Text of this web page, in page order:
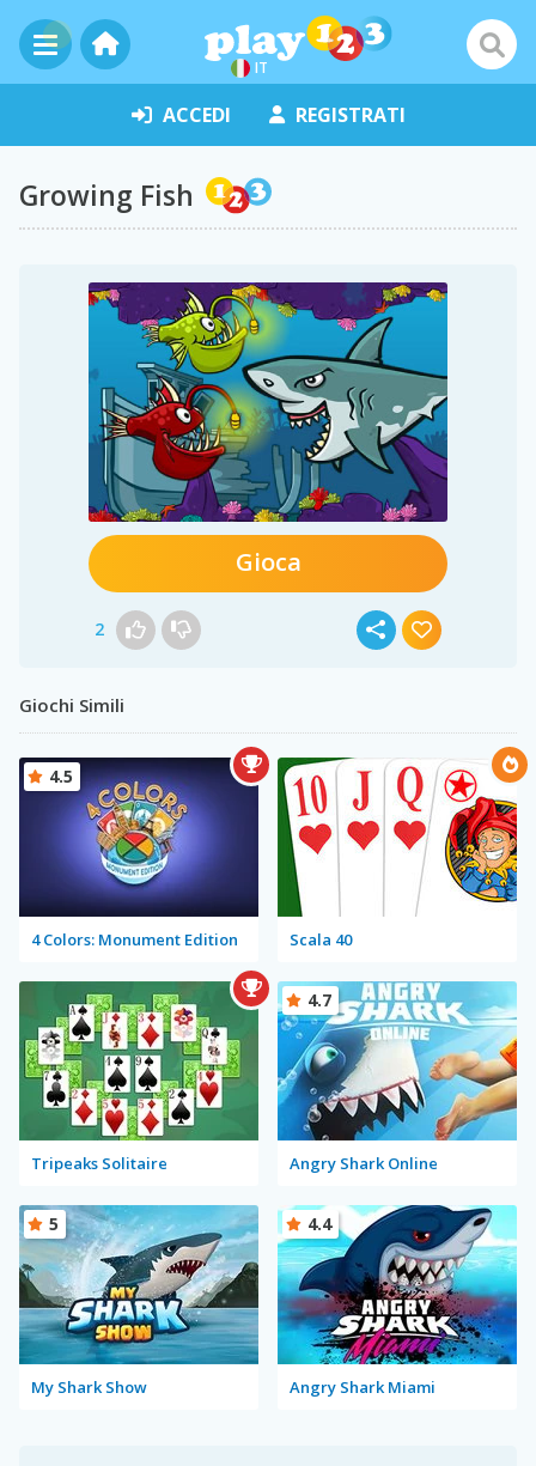
IT
ACCEDI REGISTRATI
Growing Fish
Gioca
2
Giochi Simili
4 Colors: Monument Edition
4.5
Scala 40
Tripeaks Solitaire Angry Shark Online
4.7
My Shark Show
5
Angry Shark Miami
4.4